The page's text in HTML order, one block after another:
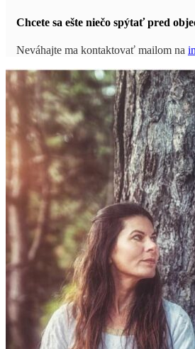
Chcete sa ešte niečo spýtať pred
Neváhajte ma kontaktovať mailom na